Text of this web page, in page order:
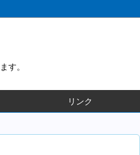
す。
リンク